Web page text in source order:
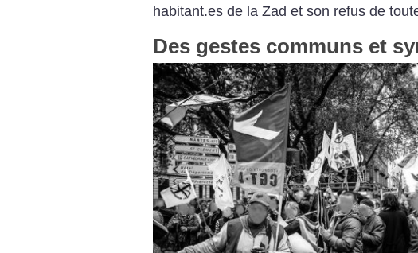
habitant.es de la Zad et son refus de
Des gestes communs et